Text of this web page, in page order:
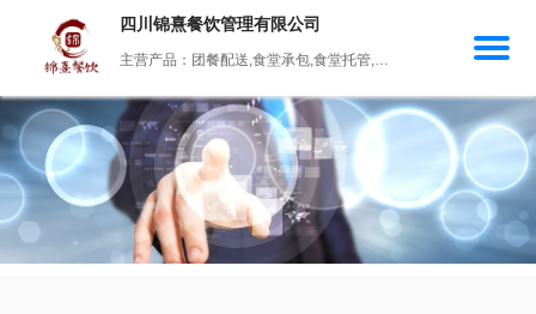
四川锦熹餐饮管理有限公司
主营产品：团餐配送,食堂承包,食堂托管,食材配送,餐饮管理